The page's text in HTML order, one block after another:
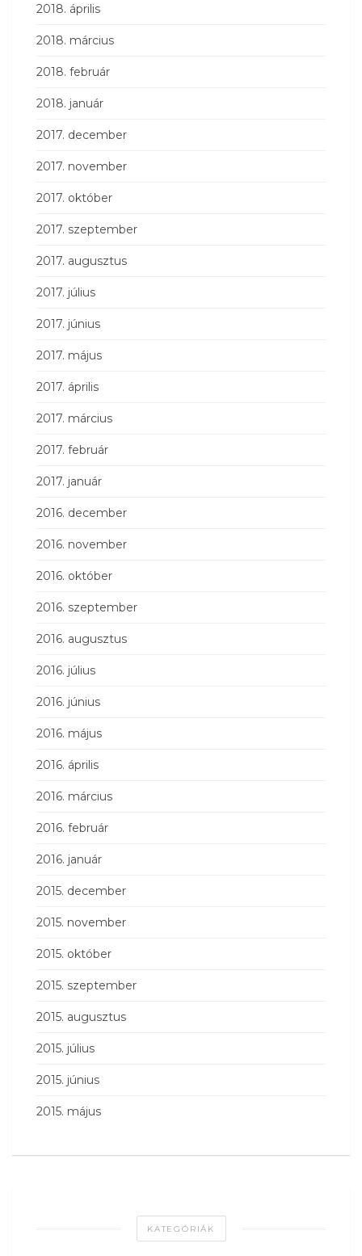
2018. április
2018. március
2018. február
2018. január
2017. december
2017. november
2017. október
2017. szeptember
2017. augusztus
2017. július
2017. június
2017. május
2017. április
2017. március
2017. február
2017. január
2016. december
2016. november
2016. október
2016. szeptember
2016. augusztus
2016. július
2016. június
2016. május
2016. április
2016. március
2016. február
2016. január
2015. december
2015. november
2015. október
2015. szeptember
2015. augusztus
2015. július
2015. június
2015. május
KATEGÓRIÁK